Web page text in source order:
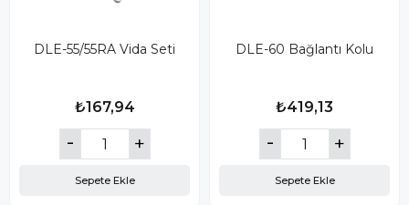
DLE-55/55RA Vida Seti
₺167,94
Sepete Ekle
DLE-60 Bağlantı Kolu
₺419,13
Sepete Ekle